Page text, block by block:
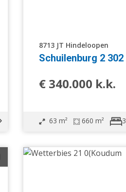
8713 JT Hindeloopen
Schuilenburg 2 302
€ 340.000 k.k.
63 m² 660 m² 3